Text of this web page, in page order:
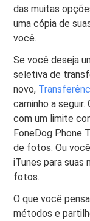
das muitas
uma cópia de
você.
Se você deseja
seletiva de
novo,
caminho a
com um limite
FoneDog Phone
de fotos. Ou
iTunes para suas
fotos.
O que você
métodos e